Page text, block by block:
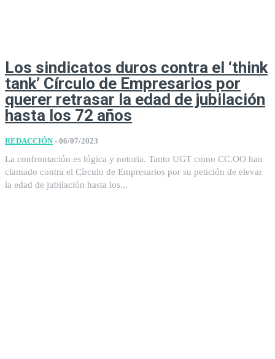
Los sindicatos duros contra el ‘think
tank’ Círculo de Empresarios por
querer retrasar la edad de jubilación
hasta los 72 años
REDACCIÓN - 06/07/2023
La confrontación es lógica y notoria. Tanto UGT como CC.OO han
clamado contra el Círculo de Empresarios por su petición de elevar
la edad de jubilación hasta los...